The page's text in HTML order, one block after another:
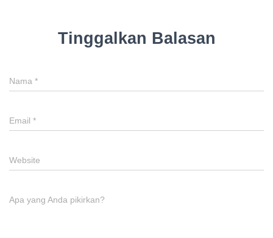
Tinggalkan Balasan
Nama *
Email *
Website
Apa yang Anda pikirkan?